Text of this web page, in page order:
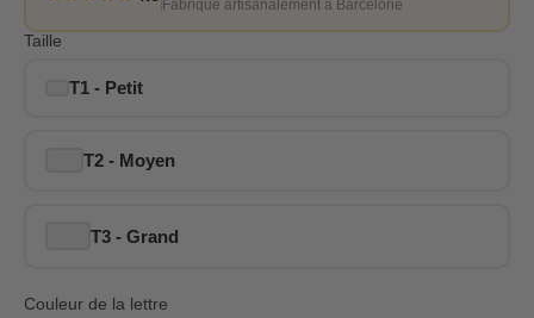
Fabriqué artisanalement à Barcelone
Taille
T1 - Petit
T2 - Moyen
T3 - Grand
Couleur de la lettre